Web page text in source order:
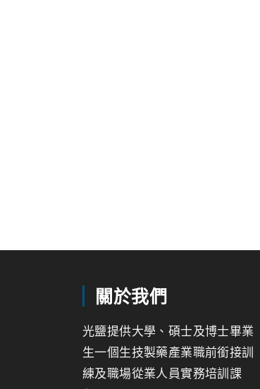
關於我們
光鹽提供大學、碩士及博士畢業
生一個生技製藥產業職前銜接訓
練及職場從業人員實務培訓課